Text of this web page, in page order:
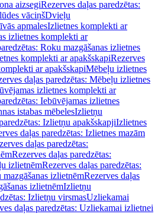
aizsegiRezerves daļas paredzētas:
vāciņšDvieļu
apmalesIzlietnes komplekti ar
izlietnes komplekti ar
Roku mazgāšanas izlietnes
komplekti ar apakšskapiRezerves
ar apakšskapiMēbeļu izlietnes
daļas paredzētas: Mēbeļu izlietnes
izlietnes komplekti ar
Iebūvējamas izlietnes
istabas mēbelesIzlietņu
Izlietņu apakšskapjiIzlietnes
daļas paredzētas: Izlietnes mazām
daļas paredzētas:
Rezerves daļas paredzētas:
izlietnēmRezerves daļas paredzētas:
mazgāšanas izlietnēmRezerves daļas
izlietnēmIzlietņu
Izlietņu virsmasUzliekamai
daļas paredzētas: Uzliekamai izlietnei